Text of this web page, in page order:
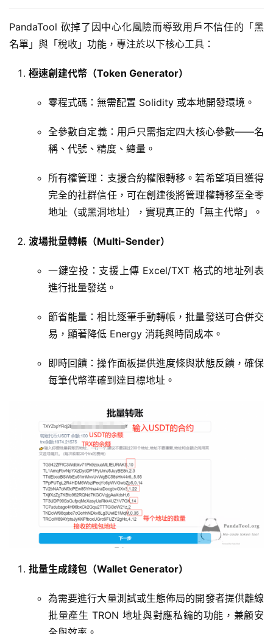
PandaTool 砍掉了因中心化風險而導致用戶不信任的「黑
名單」與「稅收」功能，專注於以下核心工具：
極速創建代幣（Token Generator）
零程式碼：無需配置 Solidity 或本地開發環境。
全參數自定義：用戶只需指定四大核心參數——名
稱、代號、精度、總量。
所有權管理：支援合約權限轉移。若希望項目獲得
完全的社群信任，可在創建後將管理權轉移至全零
地址（或黑洞地址），實現真正的「無主代幣」。
波場批量轉帳（Multi-Sender）
一鍵空投：支援上傳 Excel/TXT 格式的地址列表
進行批量發送。
節省能量：相比逐筆手動轉帳，批量發送可合併交
易，顯著降低 Energy 消耗與時間成本。
即時回饋：操作面板提供進度條與狀態反饋，確保
每筆代幣準確到達目標地址。
批量生成錢包（Wallet Generator）
為需要進行大量測試或生態佈局的開發者提供離線
批量產生 TRON 地址與對應私鑰的功能，兼顧安